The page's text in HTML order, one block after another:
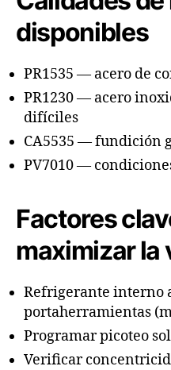
disponibles
PR1535 — acero de
PR1230 — acero
difíciles
CA5535 — fundición
PV7010 —
Factores
maximizar la
Refrigerante interno
portaherramientas
Programar picoteo
Verificar